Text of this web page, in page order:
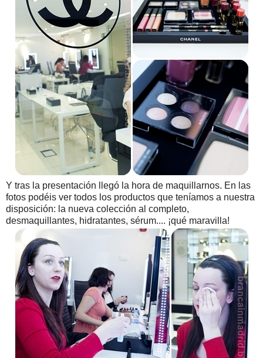
Y tras la presentación llegó la hora de maquillarnos. En las
fotos podéis ver todos los productos que teníamos a nuestra
disposición: la nueva colección al completo,
desmaquillantes, hidratantes, sérum.... ¡qué maravilla!